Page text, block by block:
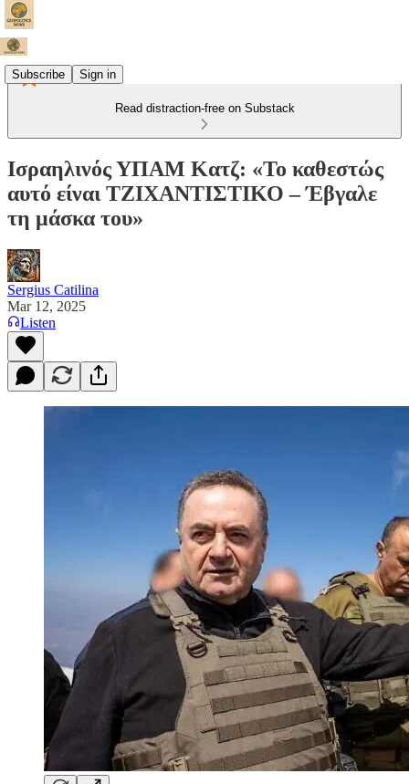
Subscribe Sign in
Read distraction-free on Substack
Ισραηλινός ΥΠΑΜ Κατζ: «Το καθεστώς
αυτό είναι ΤΖΙΧΑΝΤΙΣΤΙΚΟ – Έβγαλε
τη μάσκα του»
Sergius Catilina
Mar 12, 2025
Listen